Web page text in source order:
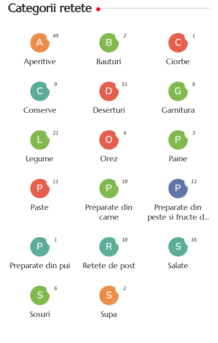
Categorii retete
A
Aperitive
49
B
Bauturi
2
C
Ciorbe
1
C
Conserve
9
D
Deserturi
51
G
Garnitura
6
L
Legume
21
O
Orez
4
P
Paine
3
P
Paste
11
P
Preparate din
carne
18
P
Preparate din
peste si fructe de
12
P
Preparate din pui
1
R
Retete de post
18
S
Salate
16
S
Sosuri
6
S
Supa
2